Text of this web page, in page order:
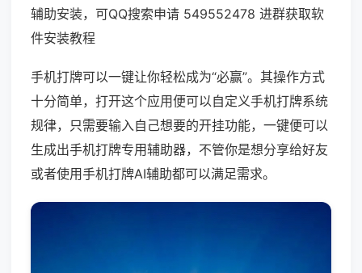
辅助安装，可QQ搜索申请 549552478 进群获取软
件安装教程
手机打牌可以一键让你轻松成为“必赢”。其操作方式
十分简单，打开这个应用便可以自定义手机打牌系统
规律，只需要输入自己想要的开挂功能，一键便可以
生成出手机打牌专用辅助器，不管你是想分享给好友
或者使用手机打牌AI辅助都可以满足需求。